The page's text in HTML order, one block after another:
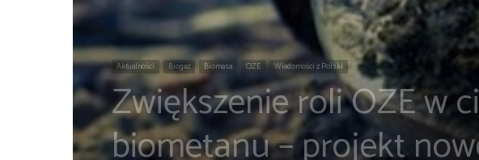
Aktualności Biogaz Biomasa OZE Wiadomości z Polski
Zwiększenie roli OZE w
biometanu – projekt